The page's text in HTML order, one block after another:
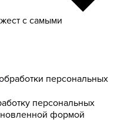
с самыми
персональных
персональных
формой